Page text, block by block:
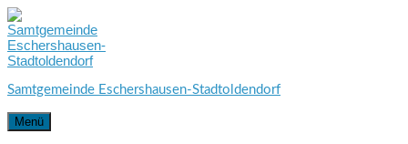
Skip
to
content
Skip
to
main
navigation
Skip
to
footer
Samtgemeinde Eschershausen-Stadtoldendorf
Menü